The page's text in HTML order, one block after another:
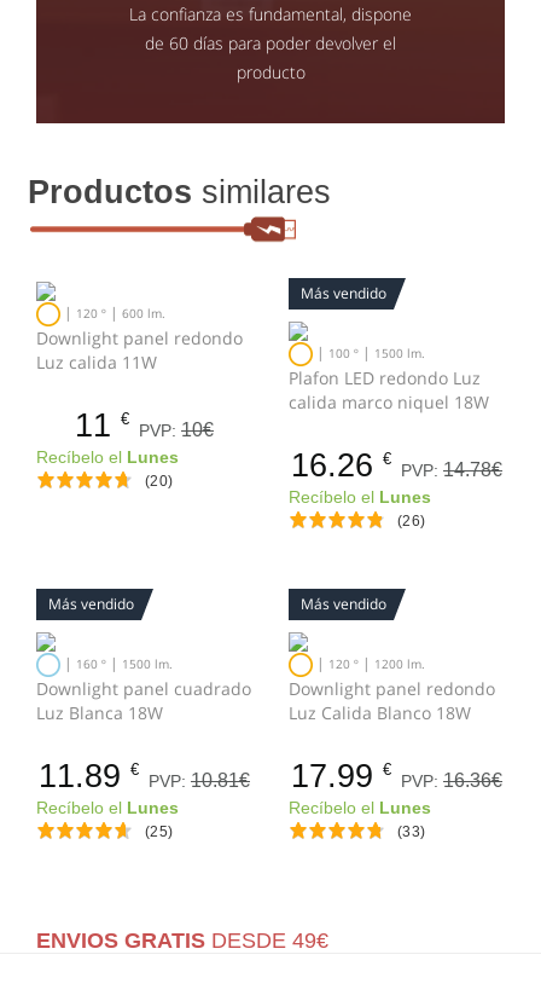
La confianza es fundamental, dispone
de 60 días para poder devolver el
producto
Productos similares
| 120 º | 600 lm.
Downlight panel redondo
Luz calida 11W
11 €
PVP: 10€
Recíbelo el Lunes
(20)
Más vendido
| 100 º | 1500 lm.
Plafon LED redondo Luz
calida marco niquel 18W
16.26 €
PVP: 14.78€
Recíbelo el Lunes
(26)
Más vendido
| 160 º | 1500 lm.
Downlight panel cuadrado
Luz Blanca 18W
11.89 €
PVP: 10.81€
Recíbelo el Lunes
(25)
Más vendido
| 120 º | 1200 lm.
Downlight panel redondo
Luz Calida Blanco 18W
17.99 €
PVP: 16.36€
Recíbelo el Lunes
(33)
ENVIOS GRATIS DESDE 49€